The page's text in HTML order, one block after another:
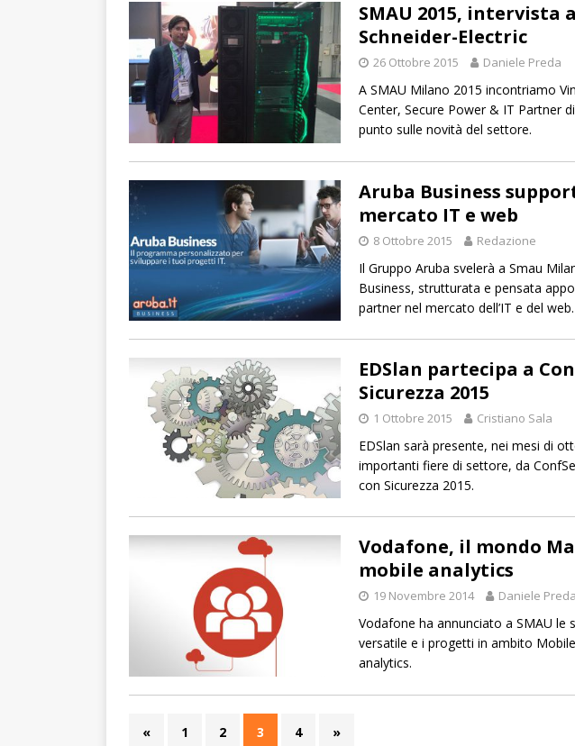
SMAU 2015, intervista
Schneider-Electric
26 Ottobre 2015 Daniele Preda
A SMAU Milano 2015 incontriamo
Center, Secure Power & IT Partner
punto sulle novità del settore.
Aruba Business
mercato IT e web
8 Ottobre 2015 Redazione
Il Gruppo Aruba svelerà a Smau
Business, strutturata e pensata
partner nel mercato dell’IT e del web.
EDSlan partecipa a
Sicurezza 2015
1 Ottobre 2015 Cristiano Sala
EDSlan sarà presente, nei mesi di
importanti fiere di settore, da
con Sicurezza 2015.
Vodafone, il mondo
mobile analytics
19 Novembre 2014 Daniele Preda
Vodafone ha annunciato a SMAU le
versatile e i progetti in ambito
analytics.
« 1 2 3 4 »